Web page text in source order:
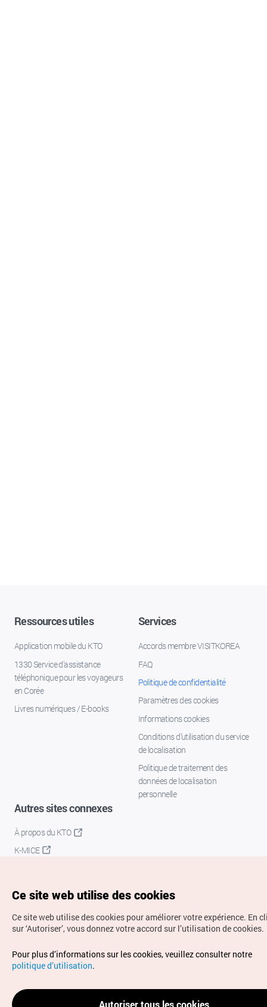
Ressources utiles
Application mobile du KTO
1330 Service d'assistance
téléphonique pour les voyageurs
en Corée
Livres numériques / E-books
Services
Accords membre VISITKOREA
FAQ
Politique de confidentialité
Paramètres des cookies
Informations cookies
Conditions d’utilisation du service
de localisation
Politique de traitement des
données de localisation
personnelle
Autres sites connexes
À propos du KTO
K-MICE
Droits d’auteur (c) Office National du Tourisme en Corée.
Tous droits réservés.
Pour les rapports d'erreurs et demandes de renseignements,
adressez vos demandes à
info.ontc@gmail.com
Ce site web utilise des cookies
Ce site web utilise des cookies pour améliorer votre expérience. En
sur ‘Autoriser’, vous donnez votre accord sur l’utilisation de cookies.
Pour plus d’informations sur les cookies, veuillez consulter notre
politique d’utilisation.
Autoriser tous les cookies